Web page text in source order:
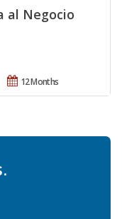
al Negocio
12 Months